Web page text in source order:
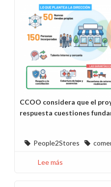
mujeres
-
Julio
CCOO considera que el
respuesta cuestiones
People2Stores
Lee más